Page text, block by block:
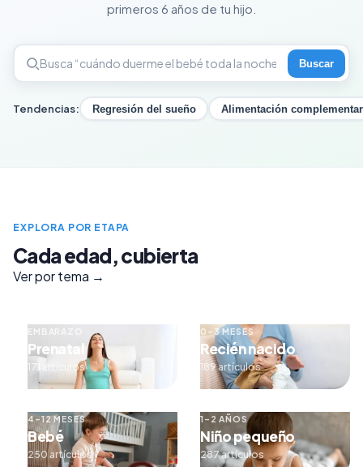
primeros 6 años de tu hijo.
Buscar
Tendencias: Regresión del sueño Alimentación
EXPLORA POR ETAPA
Cada edad, cubierta
Ver por tema →
EMBARAZO
Prenatal
171 artículos
0–3 MESES
Recién nacido
189 artículos
4–12 MESES
Bebé
250 artículos
1–2 AÑOS
Niño pequeño
287 artículos